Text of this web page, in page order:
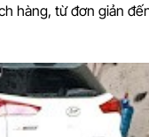
hàng, từ đơn giản